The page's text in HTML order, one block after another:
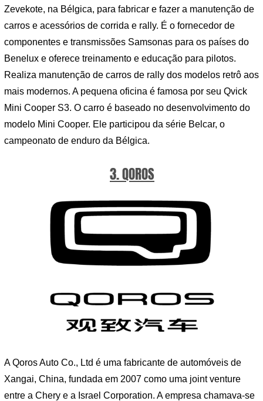
Zevekote, na Bélgica, para fabricar e fazer a manutenção de
carros e acessórios de corrida e rally. É o fornecedor de
componentes e transmissões Samsonas para os países do
Benelux e oferece treinamento e educação para pilotos.
Realiza manutenção de carros de rally dos modelos retrô aos
mais modernos. A pequena oficina é famosa por seu Qvick
Mini Cooper S3. O carro é baseado no desenvolvimento do
modelo Mini Cooper. Ele participou da série Belcar, o
campeonato de enduro da Bélgica.
3. QOROS
A Qoros Auto Co., Ltd é uma fabricante de automóveis de
Xangai, China, fundada em 2007 como uma joint venture
entre a Chery e a Israel Corporation. A empresa chamava-se